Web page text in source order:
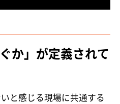
か」が定義されて
と感じる現場に共通する